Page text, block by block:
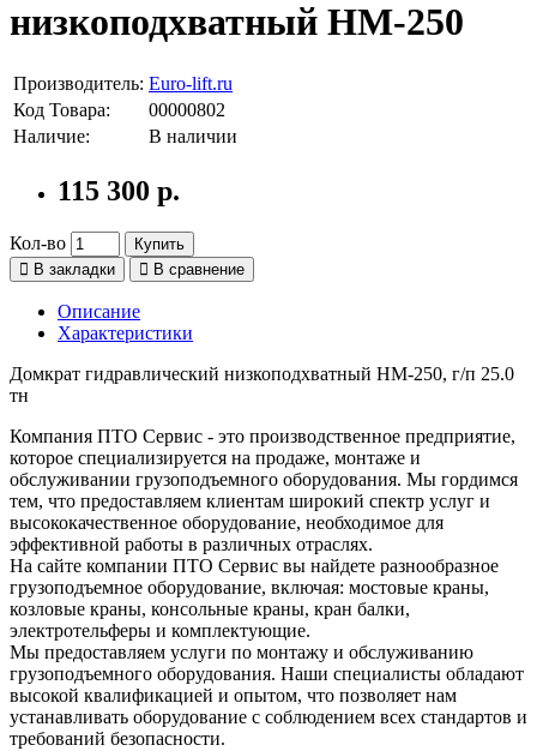
низкоподхватный HM-250
Производитель: Euro-lift.ru
Код Товара:
00000802
Наличие:
В наличии
115 300 р.
Кол-во
Купить
В закладки
В сравнение
Описание
Характеристики
Домкрат гидравлический низкоподхватный HM-250, г/п 25.0
тн
Компания ПТО Сервис - это производственное предприятие,
которое специализируется на продаже, монтаже и
обслуживании грузоподъемного оборудования. Мы гордимся
тем, что предоставляем клиентам широкий спектр услуг и
высококачественное оборудование, необходимое для
эффективной работы в различных отраслях.
На сайте компании ПТО Сервис вы найдете разнообразное
грузоподъемное оборудование, включая: мостовые краны,
козловые краны, консольные краны, кран балки,
электротельферы и комплектующие.
Мы предоставляем услуги по монтажу и обслуживанию
грузоподъемного оборудования. Наши специалисты обладают
высокой квалификацией и опытом, что позволяет нам
устанавливать оборудование с соблюдением всех стандартов и
требований безопасности.